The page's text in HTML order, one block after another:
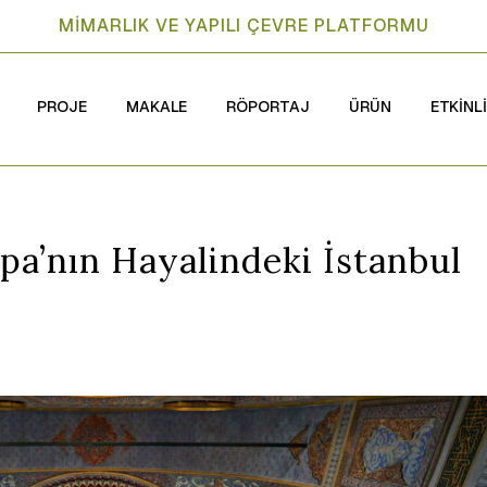
MİMARLIK VE YAPILI ÇEVRE PLATFORMU
PROJE MAKALE RÖPORTAJ ÜRÜN
Hayalindeki İstanbul